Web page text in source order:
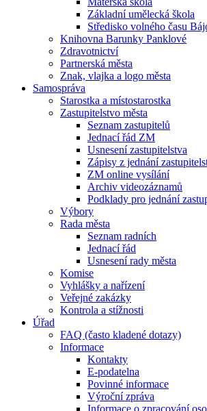
Základní umělecká škola
Středisko volného času
Knihovna Barunky Panklové
Zdravotnictví
Partnerská města
Znak, vlajka a logo města
Samospráva
Starostka a místostarostka
Zastupitelstvo města
Seznam zastupitelů
Jednací řád ZM
Usnesení zastupitelstva
Zápisy z jednání
ZM online vysílání
Archiv videozáznamů
Podklady pro jednání
Výbory
Rada města
Seznam radních
Jednací řád
Usnesení rady města
Komise
Vyhlášky a nařízení
Veřejné zakázky
Kontrola a stížnosti
Úřad
FAQ (často kladené dotazy)
Informace
Kontakty
E-podatelna
Povinné informace
Výroční zpráva
Informace o zpracování